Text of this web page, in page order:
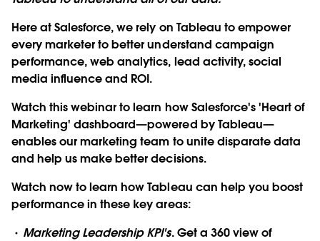
Here at Salesforce, we rely on Tableau to empower
every marketer to better understand campaign
performance, web analytics, lead activity, social
media influence and ROI.
Watch this webinar to learn how Salesforce's 'Heart of
Marketing' dashboard—powered by Tableau—
enables our marketing team to unite disparate data
and help us make better decisions.
Watch now to learn how Tableau can help you boost
performance in these key areas:
Marketing Leadership KPI's. Get a 360 view of